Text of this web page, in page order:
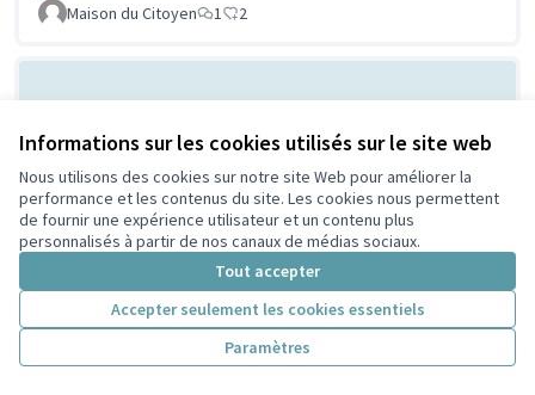
Informations sur les cookies utilisés sur le site web
Nous utilisons des cookies sur notre site Web pour améliorer la
performance et les contenus du site. Les cookies nous permettent
de fournir une expérience utilisateur et un contenu plus
personnalisés à partir de nos canaux de médias sociaux.
Tout accepter
Accepter seulement les cookies essentiels
Paramètres
Maison du Citoyen 1 2
Vilain grand cône de béton ou
atelier de création et
d'expression ...?
par le tri
citoyen
Sylvie Orkisz 2 3